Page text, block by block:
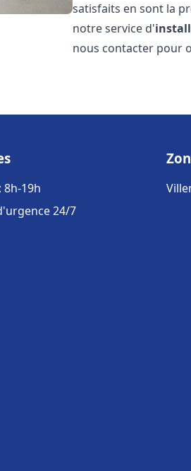
satisfaits en sont la
notre service d'
nous contacter pour
8h-19h
24/7